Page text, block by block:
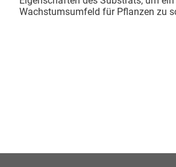
Wachstumsumfeld für Pflanzen zu